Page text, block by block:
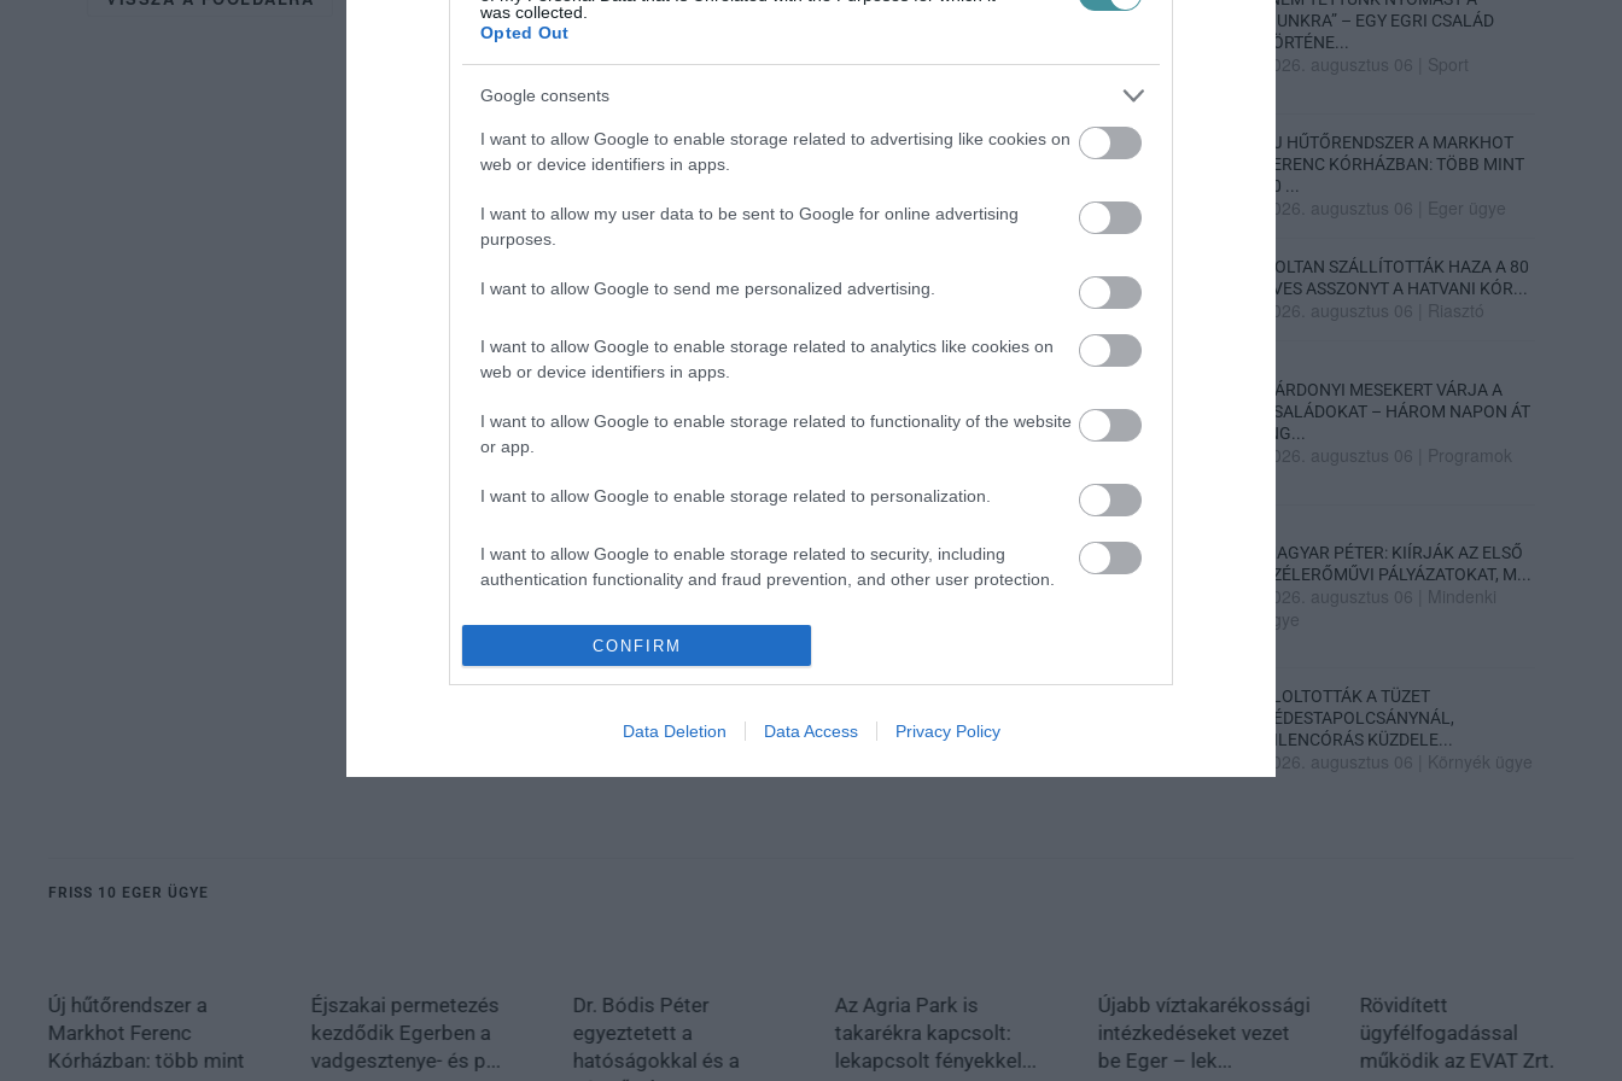
was collected.
Opted Out
Google consents
I want to allow Google to enable storage related to advertising like cookies on
web or device identifiers in apps.
I want to allow my user data to be sent to Google for online advertising
purposes.
I want to allow Google to send me personalized advertising.
I want to allow Google to enable storage related to analytics like cookies on
web or device identifiers in apps.
I want to allow Google to enable storage related to functionality of the website
or app.
I want to allow Google to enable storage related to personalization.
I want to allow Google to enable storage related to security, including
authentication functionality and fraud prevention, and other user protection.
CONFIRM
Data Deletion Data Access Privacy Policy
FIUNKRA” – EGY EGRI CSALÁD
TÖRTÉNE...
2026. augusztus 06 Sport
ÚJ HŰTŐRENDSZER A MARKHOT
FERENC KÓRHÁZBAN: TÖBB MINT
70 ...
2026. augusztus 06 Eger ügye
HOLTAN SZÁLLÍTOTTÁK HAZA A 80
ÉVES ASSZONYT A HATVANI KÓR...
2026. augusztus 06 Riasztó
GÁRDONYI MESEKERT VÁRJA A
CSALÁDOKAT – HÁROM NAPON ÁT
ING...
2026. augusztus 06 Programok
MAGYAR PÉTER: KIÍRJÁK AZ ELSŐ
SZÉLERŐMŰVI PÁLYÁZATOKAT, M...
2026. augusztus 06
Mindenki
ügye
ELOLTOTTÁK A TÜZET
DÉDESTAPOLCSÁNYNÁL,
KILENCÓRÁS KÜZDELE...
2026. augusztus 06 Környék ügye
FRISS 10 EGER ÜGYE
Új hűtőrendszer a
Markhot Ferenc
Kórházban: több mint
Éjszakai permetezés
kezdődik Egerben a
vadgesztenye- és p...
Dr. Bódis Péter
egyeztetett a
hatóságokkal és a
Az Agria Park is
takarékra kapcsolt:
lekapcsolt fényekkel...
Újabb víztakarékossági
intézkedéseket vezet
be Eger – lek...
Rövidített
ügyfélfogadással
működik az EVAT Zrt.